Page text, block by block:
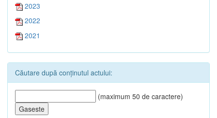
2023
2022
2021
Căutare după conținutul actului:
(maximum 50 de caractere)